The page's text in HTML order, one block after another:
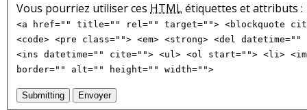
Vous pourriez utiliser ces HTMLétiquettes et attributs :
<a href="" title="" rel="" target=""> <blockquote
<code> <pre class=""> <em> <strong> <del
<ins datetime="" cite=""> <ul> <ol start=""> <li>
border="" alt="" height="" width="">
Submitting Envoyer